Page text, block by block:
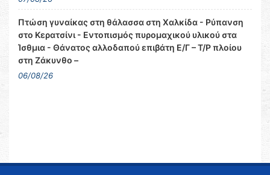
Πτώση γυναίκας στη θάλασσα στη Χαλκίδα - Ρύπανση
στο Κερατσίνι - Εντοπισμός πυρομαχικού υλικού στα
Ίσθμια - Θάνατος αλλοδαπού επιβάτη Ε/Γ – Τ/Ρ πλοίου
στη Ζάκυνθο –
06/08/26